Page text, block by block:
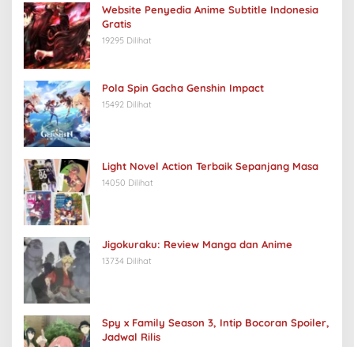
Website Penyedia Anime Subtitle Indonesia
Gratis
19295 Dilihat
Pola Spin Gacha Genshin Impact
15492 Dilihat
Light Novel Action Terbaik Sepanjang Masa
14050 Dilihat
Jigokuraku: Review Manga dan Anime
13734 Dilihat
Spy x Family Season 3, Intip Bocoran Spoiler,
Jadwal Rilis